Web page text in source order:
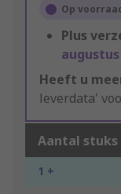
Op
Plus
augustus
Heeft u
leverdata'
Aantal stuks
1 +